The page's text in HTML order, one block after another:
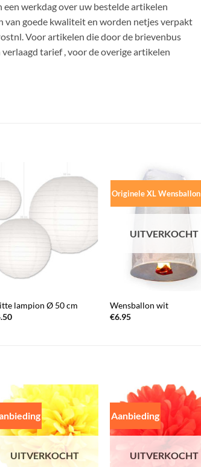
een werkdag over uw bestelde artikelen
van goede kwaliteit en worden netjes verpakt
Voor artikelen die door de brievenbus
tarief , voor de overige artikelen
lampion Ø 50 cm
Originele XL Wensballon
UITVERKOCHT
Wensballon wit
€6.95
UITVERKOCHT
Aanbieding
UITVERKOCHT